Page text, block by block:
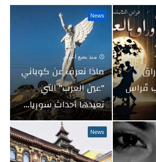
فراس
News
منذ بضع اعوام
ماذا نعرف عن كوباني
"عين العرب" التي
تعيدها أحداث سوريا...
News